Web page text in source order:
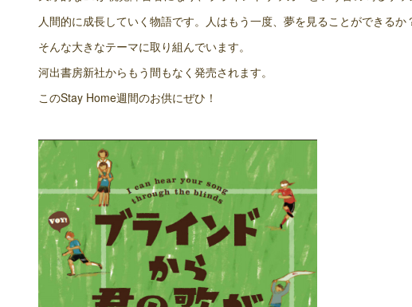
人間的に成長していく物語です。人はもう一度、夢を見ることができるか
そんな大きなテーマに取り組んでいます。
河出書房新社からもう間もなく発売されます。
このStay Home週間のお供にぜひ！